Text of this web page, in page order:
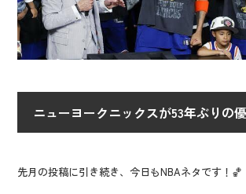
ニューヨークニックスが53年ぶりの
先月の投稿に引き続き、今日もNBAネタです！🏀